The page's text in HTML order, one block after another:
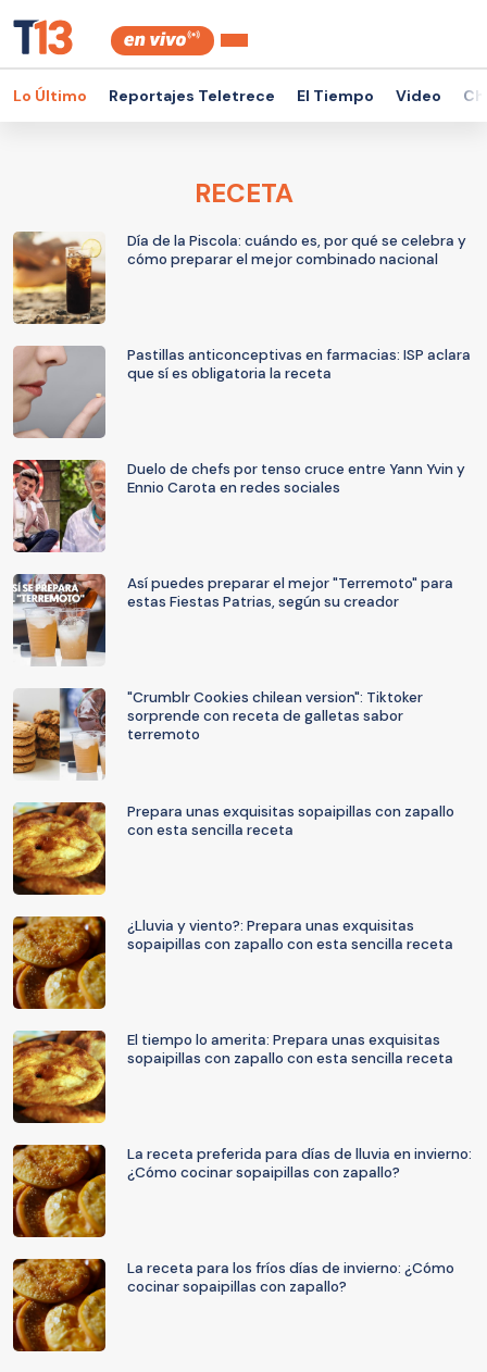
Lo Último Reportajes Teletrece El Tiempo Video
RECETA
Día de la Piscola: cuándo es, por qué se celebra y
cómo preparar el mejor combinado nacional
Pastillas anticonceptivas en farmacias: ISP aclara
que sí es obligatoria la receta
Duelo de chefs por tenso cruce entre Yann Yvin y
Ennio Carota en redes sociales
Así puedes preparar el mejor "Terremoto" para
estas Fiestas Patrias, según su creador
"Crumblr Cookies chilean version": Tiktoker
sorprende con receta de galletas sabor
terremoto
Prepara unas exquisitas sopaipillas con zapallo
con esta sencilla receta
¿Lluvia y viento?: Prepara unas exquisitas
sopaipillas con zapallo con esta sencilla receta
El tiempo lo amerita: Prepara unas exquisitas
sopaipillas con zapallo con esta sencilla receta
La receta preferida para días de lluvia en invierno:
¿Cómo cocinar sopaipillas con zapallo?
La receta para los fríos días de invierno: ¿Cómo
cocinar sopaipillas con zapallo?